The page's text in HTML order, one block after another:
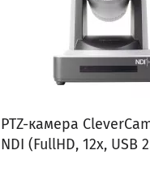
PTZ-камера
NDI (FullHD, 12x, USB